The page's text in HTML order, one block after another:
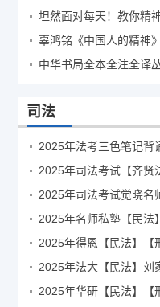
辜鸿铭《中国人的精神》
中华书局全本全注全译
司法
2025年司法考试【齐贤
2025年司法考试觉晓名
2025年得恩【民法】【
2025年法大【民法】刘
2025年华研【民法】【